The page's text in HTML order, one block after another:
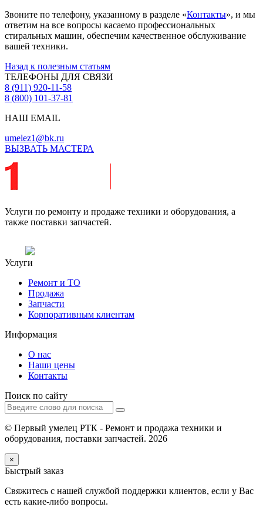
Звоните по телефону, указанному в разделе «Контакты», и мы
ответим на все вопросы касаемо профессиональных
стиральных машин, обеспечим качественное обслуживание
вашей техники.
Назад к полезным статьям
ТЕЛЕФОНЫ ДЛЯ СВЯЗИ
8 (911) 920-11-58
8 (800) 101-37-81
НАШ EMAIL
umelez1@bk.ru
ВЫЗВАТЬ МАСТЕРА
Услуги по ремонту и продаже техники и оборудования, а
также поставки запчастей.
Услуги
Ремонт и ТО
Продажа
Запчасти
Корпоративным клиентам
Информация
О нас
Наши цены
Контакты
Поиск по сайту
© Первый умелец РТК - Ремонт и продажа техники и
оборудования, поставки запчастей. 2026
×
Быстрый заказ
Свяжитесь с нашей службой поддержки клиентов, если у Вас
есть какие-либо вопросы.